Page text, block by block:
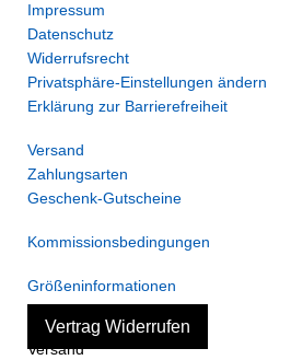
Impressum
Datenschutz
Widerrufsrecht
Privatsphäre-Einstellungen ändern
Erklärung zur Barrierefreiheit
Versand
Zahlungsarten
Geschenk-Gutscheine
Kommissionsbedingungen
Größeninformationen
Vertrag Widerrufen
Versand